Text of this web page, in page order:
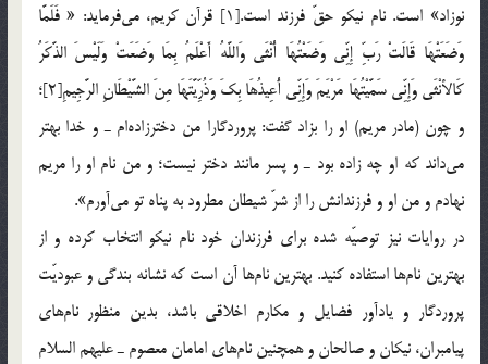
نوزاد» است. نام نيكو حقّ فرزند است.[1] قرآن كريم، مي‌فرمايد: « فَلَمَّا
وَضَعَتْهَا قَالَتْ رَبِّ إِنِّي وَضَعْتُهَا أُنْثَى وَاللَّهُ أَعْلَمُ بِمَا وَضَعَتْ وَلَيْسَ الذَّكَرُ
كَالأنْثَى وَإِنِّي سَمَّيْتُهَا مَرْيَمَ وَإِنِّي أُعِيذُهَا بِكَ وَذُرِّيَّتَهَا مِنَ الشَّيْطَانِ الرَّجِيمِ[2]؛
و چون (مادر مريم) او را بزاد گفت: پروردگارا من دخترزاده‌ام ـ‌ و خدا بهتر
مي‌داند كه او چه زاده بود ‌ـ و پسر مانند دختر نيست؛ و من نام او را مريم
نهادم و من او و فرزندانش را از شرّ شيطان مطرود به پناه تو مي‌آورم».
در روايات نيز توصيّه شده براي فرزندان خود نام نيكو انتخاب کرده و از
بهترين‌ نام‌ها استفاده كنيد. بهترين‌ نام‌ها آن است كه نشانه بندگي و عبوديّت
پروردگار و يادآور فضايل و مكارم اخلاقي باشد، بدين منظور نام‌هاي
پيامبران، نيكان و صالحان و همچنين نام‌هاي امامان معصوم ـ عليهم السلام